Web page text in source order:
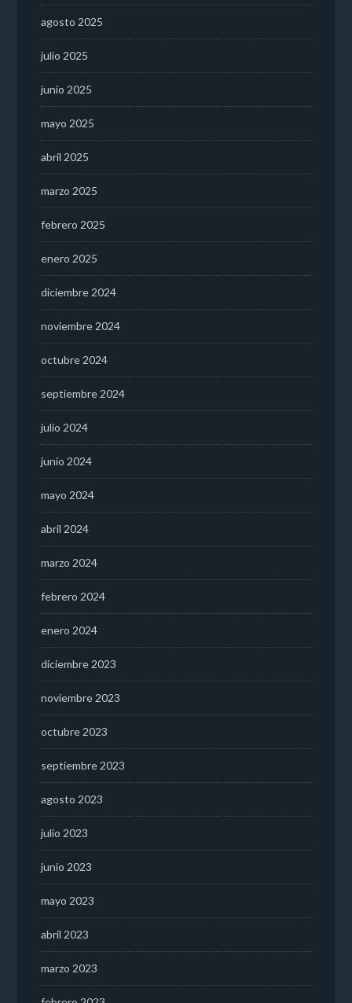
agosto 2025
julio 2025
junio 2025
mayo 2025
abril 2025
marzo 2025
febrero 2025
enero 2025
diciembre 2024
noviembre 2024
octubre 2024
septiembre 2024
julio 2024
junio 2024
mayo 2024
abril 2024
marzo 2024
febrero 2024
enero 2024
diciembre 2023
noviembre 2023
octubre 2023
septiembre 2023
agosto 2023
julio 2023
junio 2023
mayo 2023
abril 2023
marzo 2023